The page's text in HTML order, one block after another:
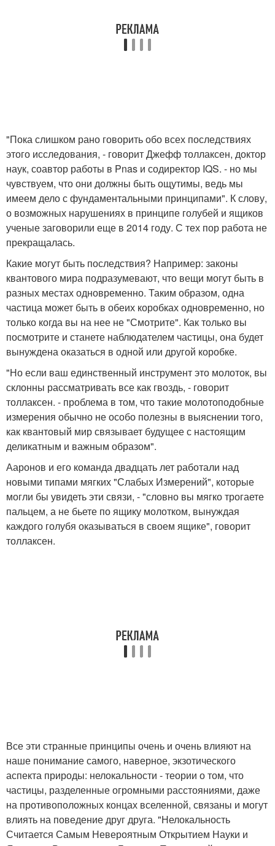
"Пока слишком рано говорить обо всех последствиях
этого исследования, - говорит Джефф толлаксен, доктор
наук, соавтор работы в Pnas и содиректор IQS. - но мы
чувствуем, что они должны быть ощутимы, ведь мы
имеем дело с фундаментальными принципами". К слову,
о возможных нарушениях в принципе голубей и ящиков
ученые заговорили еще в 2014 году. С тех пор работа не
прекращалась.
Какие могут быть последствия? Например: законы
квантового мира подразумевают, что вещи могут быть в
разных местах одновременно. Таким образом, одна
частица может быть в обеих коробках одновременно, но
только когда вы на нее не "Смотрите". Как только вы
посмотрите и станете наблюдателем частицы, она будет
вынуждена оказаться в одной или другой коробке.
"Но если ваш единственный инструмент это молоток, вы
склонны рассматривать все как гвоздь, - говорит
толлаксен. - проблема в том, что такие молотоподобные
измерения обычно не особо полезны в выяснении того,
как квантовый мир связывает будущее с настоящим
деликатным и важным образом".
Ааронов и его команда двадцать лет работали над
новыми типами мягких "Слабых Измерений", которые
могли бы увидеть эти связи, - "словно вы мягко трогаете
пальцем, а не бьете по ящику молотком, вынуждая
каждого голубя оказываться в своем ящике", говорит
толлаксен.
Все эти странные принципы очень и очень влияют на
наше понимание самого, наверное, экзотического
аспекта природы: нелокальности - теории о том, что
частицы, разделенные огромными расстояниями, даже
на противоположных концах вселенной, связаны и могут
влиять на поведение друг друга. "Нелокальность
Считается Самым Невероятным Открытием Науки и